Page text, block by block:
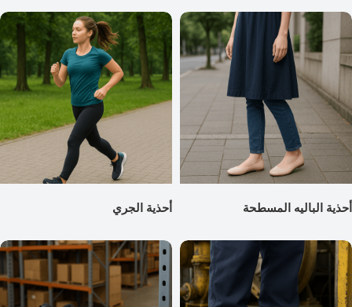
أحذية الباليه المسطحة أحذية الجري